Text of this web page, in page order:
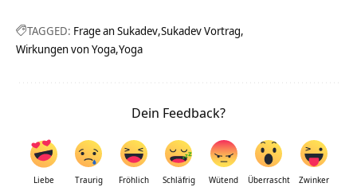
TAGGED: Frage an Sukadev Sukadev Vortrag
Wirkungen von Yoga Yoga
Dein Feedback?
Liebe Traurig Fröhlich Schläfrig Wütend Überrascht Zwinker